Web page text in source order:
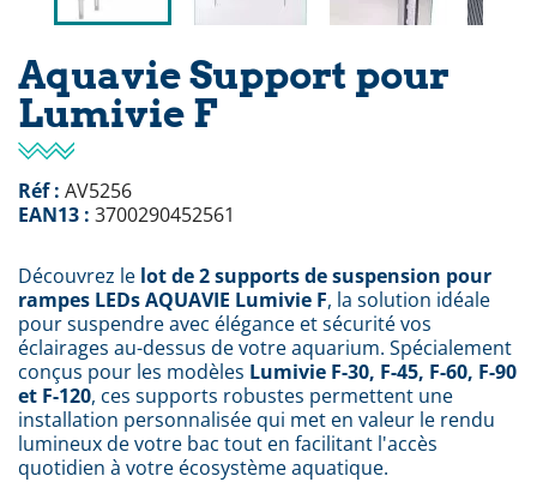
Aquavie Support pour
Lumivie F
Réf : AV5256
EAN13 : 3700290452561
Découvrez le lot de 2 supports de suspension pour
rampes LEDs AQUAVIE Lumivie F, la solution idéale
pour suspendre avec élégance et sécurité vos
éclairages au-dessus de votre aquarium. Spécialement
conçus pour les modèles Lumivie F-30, F-45, F-60, F-90
et F-120, ces supports robustes permettent une
installation personnalisée qui met en valeur le rendu
lumineux de votre bac tout en facilitant l'accès
quotidien à votre écosystème aquatique.